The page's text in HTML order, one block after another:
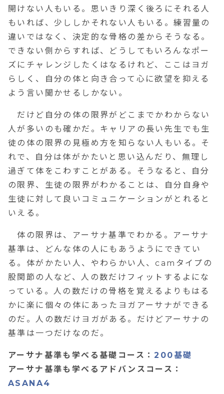
開けない人もいる。思いきり深く後ろにそれる人
もいれば、少ししかそれない人もいる。練習量の
違いではなく、決定的な骨格の差からそうなる。
できない側からすれば、どうしてもいろんなポー
ズにチャレンジしたくはなるけれど、ここはヨガ
らしく、自分の体と向き合って心に欲望を抑える
よう言い聞かせるしかない。
だけど自分の体の限界がどこまでかわからない
人が多いのも確かだ。キャリアの長い先生でも生
徒の体の限界の見極め方を知らない人もいる。そ
れで、自分は体がかたいと思い込んだり、無理し
過ぎて体をこわすことがある。そうなると、自分
の限界、生徒の限界がわかることは、自分自身や
生徒に対して良いコミュニケーションがとれると
いえる。
体の限界は、アーサナ基準でわかる。アーサナ
基準は、どんな体の人にもあうようにできてい
る。体がかたい人、やわらかい人、cam タイプの
股関節の人など、人の数だけフィットするよにな
っている。人の数だけの骨格を覚えるよりもはる
かに楽に個々の体にあったヨガアーサナができる
のだ。人の数だけヨガがある。だけどアーサナの
基準は一つだけなのだ。
アーサナ基準も学べる基礎コース：200基礎
アーサナ基準も学べるアドバンスコース：
ASANA4